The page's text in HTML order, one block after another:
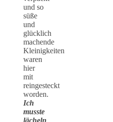
und so
süße
und
glücklich
machende
Kleinigkeiten
waren
hier
mit
reingesteckt
worden.
Ich
musste